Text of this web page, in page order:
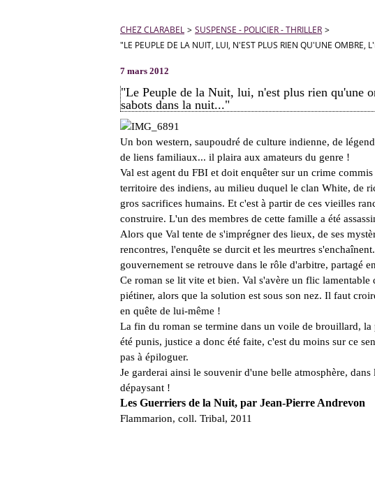
CHEZ CLARABEL > SUSPENSE - POLICIER - THRILLER >
"LE PEUPLE DE LA NUIT, LUI, N'EST PLUS RIEN QU'UNE OMBRE,
7 mars 2012
"Le Peuple de la Nuit, lui, n'est plus rien qu'une
sabots dans la nuit..."
Un bon western, saupoudré de culture indienne, de
de liens familiaux... il plaira aux amateurs du genre !
Val est agent du FBI et doit enquêter sur un crime
territoire des indiens, au milieu duquel le clan White, de
gros sacrifices humains. Et c'est à partir de ces vieilles
construire. L'un des membres de cette famille a été
Alors que Val tente de s'imprégner des lieux, de ses
rencontres, l'enquête se durcit et les meurtres
gouvernement se retrouve dans le rôle d'arbitre, partagé
Ce roman se lit vite et bien. Val s'avère un flic lamentable
piétiner, alors que la solution est sous son nez. Il faut
en quête de lui-même !
La fin du roman se termine dans un voile de brouillard, la
été punis, justice a donc été faite, c'est du moins sur ce
pas à épiloguer.
Je garderai ainsi le souvenir d'une belle atmosphère,
dépaysant !
Les Guerriers de la Nuit, par Jean-Pierre Andrevon
Flammarion, coll. Tribal, 2011